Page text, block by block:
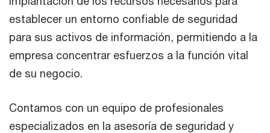
establecer un entorno confiable de seguridad
para sus activos de información, permitiendo a la
empresa concentrar esfuerzos a la función vital
de su negocio.
Contamos con un equipo de profesionales
especializados en la asesoría de seguridad y